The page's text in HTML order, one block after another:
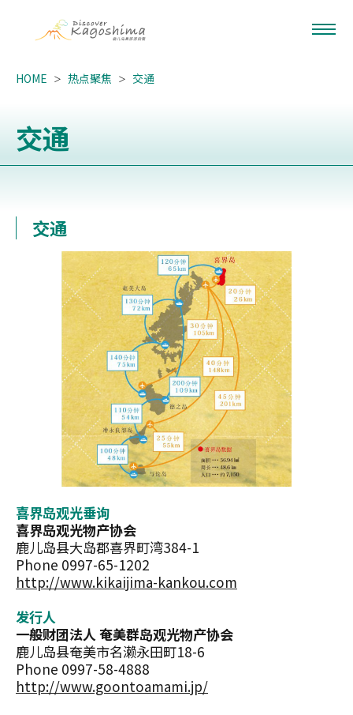
HOME 热点聚焦 交通
交通
交通
喜界岛观光垂询
喜界岛观光物产协会
鹿儿岛县大岛郡喜界町湾384-1
Phone 0997-65-1202
http://www.kikaijima-kankou.com
发行人
一般财团法人 奄美群岛观光物产协会
鹿儿岛县奄美市名濑永田町18-6
Phone 0997-58-4888
http://www.goontoamami.jp/